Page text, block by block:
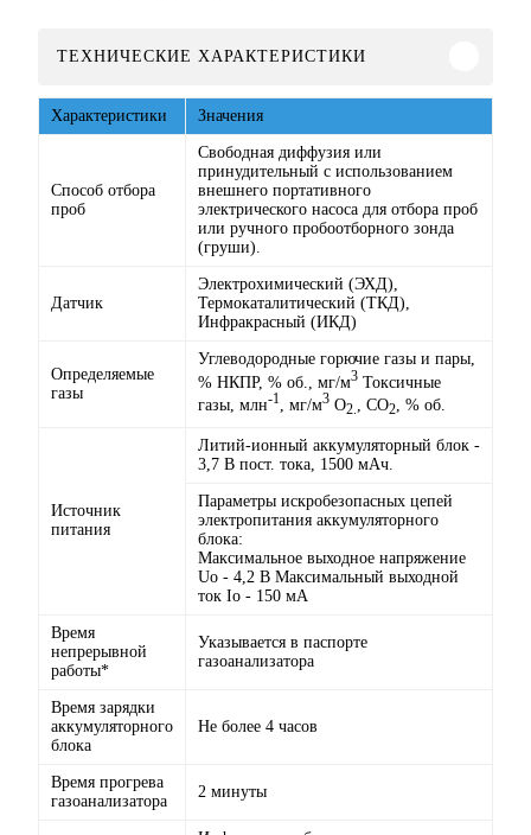
ТЕХНИЧЕСКИЕ ХАРАКТЕРИСТИКИ
Характеристики Значения
Способ отбора
проб
Свободная диффузия или
принудительный с использованием
внешнего портативного
электрического насоса для отбора проб
или ручного пробоотборного зонда
(груши).
Датчик
Электрохимический (ЭХД),
Термокаталитический (ТКД),
Инфракрасный (ИКД)
Определяемые
газы
Углеводородные горючие газы и пары,
% НКПР, % об., мг/м3 Токсичные
газы, млн-1 , мг/м3 O2. , СО2 , % об.
Источник
питания
Литий-ионный аккумуляторный блок -
3,7 В пост. тока, 1500 мAч.
Параметры искробезопасных цепей
электропитания аккумуляторного
блока:
Максимальное выходное напряжение
Uo - 4,2 В Максимальный выходной
ток Io - 150 мА
Время
непрерывной
работы*
Указывается в паспорте
газоанализатора
Время зарядки
аккумуляторного
блока
Не более 4 часов
Время прогрева
газоанализатора
2 минуты